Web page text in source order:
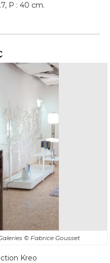
P : 40 cm.
© Fabrice Gousset
Kreo